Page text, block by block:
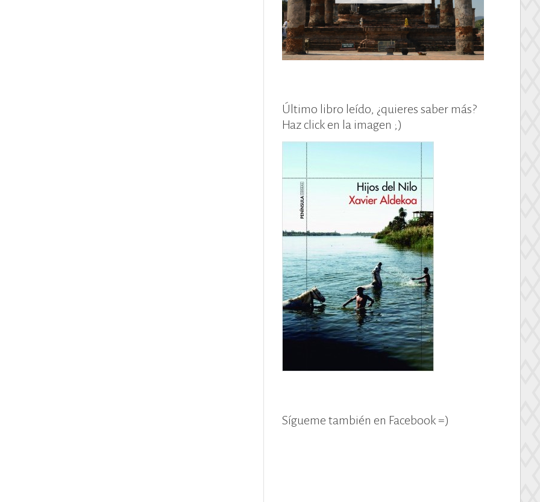
Último libro leído, ¿quieres saber más?
Haz click en la imagen ;)
Sígueme también en Facebook =)